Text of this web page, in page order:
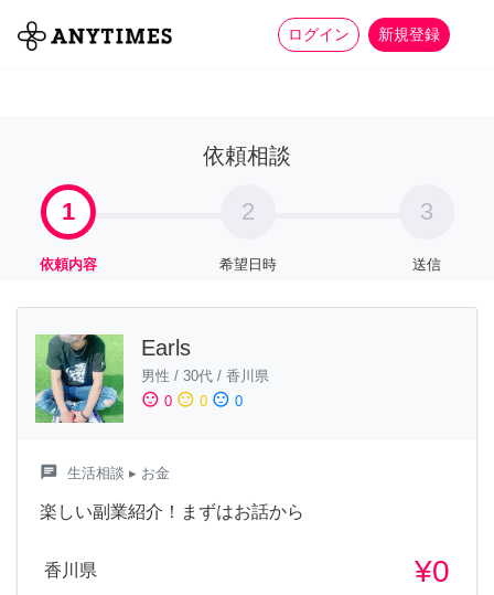
ログイン 新規登録
全て 家事 more_horiz
依頼相談
1
依頼内容
2
希望日時
3
送信
Earls
男性 / 30代 / 香川県
sentiment_satisfied 0 sentiment_neutral 0 sentiment_dissatisfied 0
chat 生活相談 ▸ お金
楽しい副業紹介！まずはお話から
香川県 ¥0